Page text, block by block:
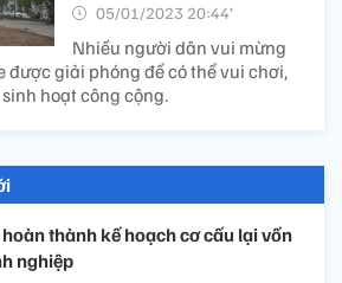
05/01/2023 20:44’
Nhiều người dân vui mừng
được giải phóng để có thể vui chơi,
hoạt công cộng.
thành kế hoạch cơ cấu lại vốn
nghiệp